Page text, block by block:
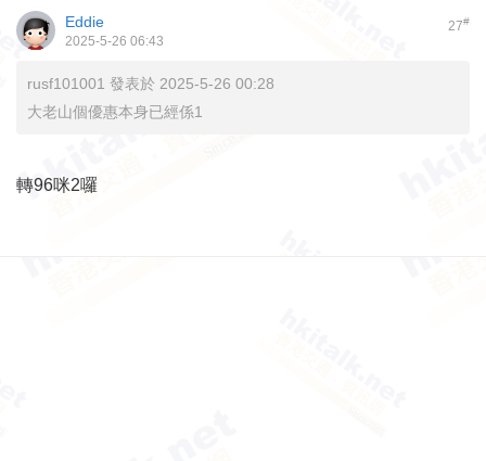
27#
Eddie
2025-5-26 06:43
rusf101001 發表於 2025-5-26 00:28
大老山個優惠本身已經係1
轉96咪2囉